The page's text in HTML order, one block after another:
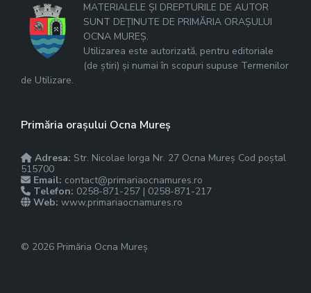
MATERIALELE ȘI DREPTURILE DE AUTOR
SUNT DEȚINUTE DE PRIMĂRIA ORAȘULUI
OCNA MUREȘ.
Utilizarea este autorizată, pentru editoriale
(de știri) și numai în scopuri supuse Termenilor
de Utilizare.
Primăria orașului Ocna Mureș
Adresa: Str. Nicolae Iorga Nr. 27 Ocna Mureș Cod poștal
515700
Email: contact@primariaocnamures.ro
Telefon: 0258-871-257 | 0258-871-217
Web: www.primariaocnamures.ro
© 2026 Primăria Ocna Mureș